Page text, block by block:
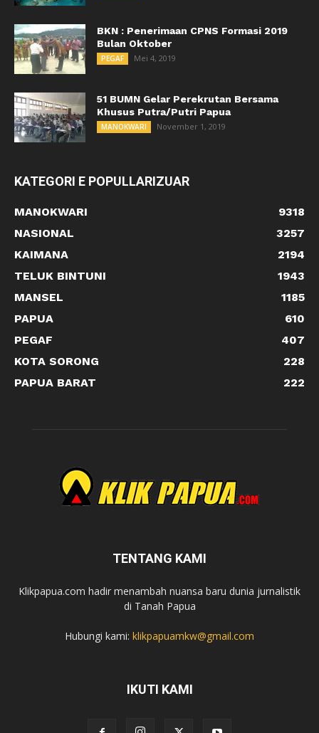
BKN : Penerimaan CPNS Formasi 2019
Bulan Oktober
PEGAF Mei 4, 2019
51 BUMN Gelar Perekrutan Bersama
Khusus Putra/Putri Papua
MANOKWARI November 1, 2019
KATEGORI E POPULLARIZUAR
MANOKWARI
9318
NASIONAL
3257
KAIMANA
2194
TELUK BINTUNI
1943
MANSEL
1185
PAPUA
610
PEGAF
407
KOTA SORONG
228
PAPUA BARAT
222
TENTANG KAMI
Klikpapua.com hadir menambah nuansa baru dunia jurnalistik
di Tanah Papua
Hubungi kami: klikpapuamkw@gmail.com
IKUTI KAMI